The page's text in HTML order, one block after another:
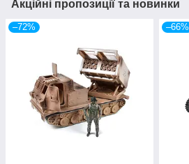
Акційні пропозиції та новинки
–72% –66%